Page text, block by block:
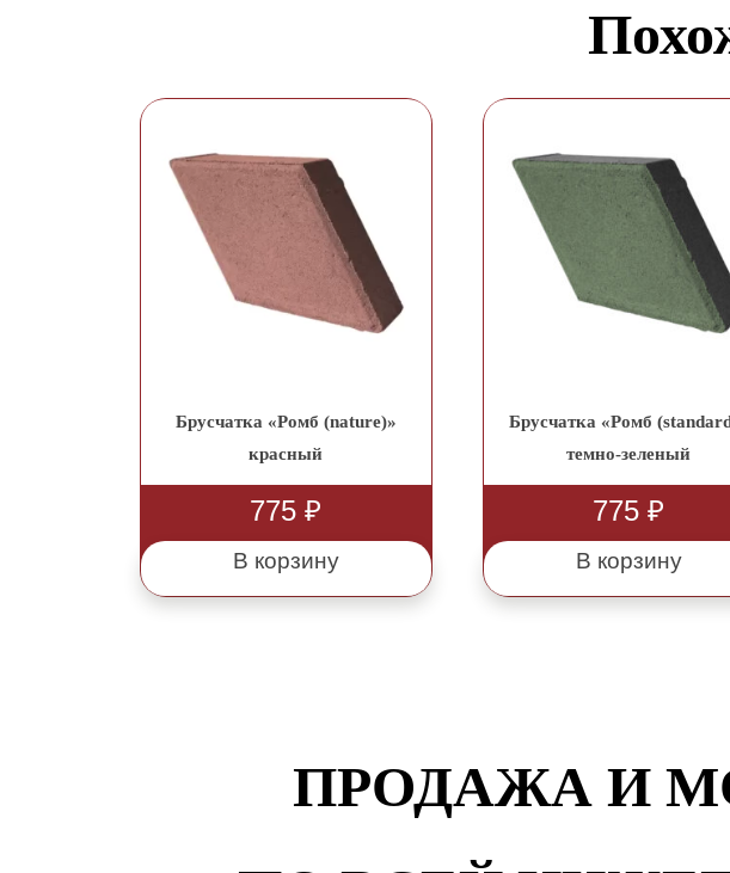
Брусчатка «Ромб (nature)»
красный
775₽
В корзину
Брусчатка «Ромб
темно-зеленый
775₽
В корзину
ПРОДАЖА И